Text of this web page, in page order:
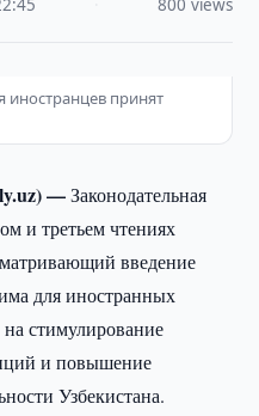
800 views
иностранцев принят
—Законодательная
и третьем чтениях
введение
для иностранных
стимулирование
и повышение
Узбекистана.